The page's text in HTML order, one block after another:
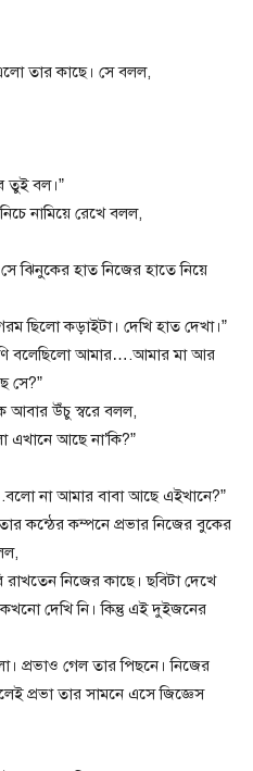
তার কাছে। সে বলল,
তুই বল।”
নামিয়ে রেখে বলল,
ঝিনুকের হাত নিজের হাতে নিয়ে
ছিলো কড়াইটা। দেখি হাত দেখা।”
বলেছিলো আমার….আমার মা আর
সে?”
আবার উঁচু স্বরে বলল,
এখানে আছে না’কি?”
না আমার বাবা আছে এইখানে?”
কন্ঠের কম্পনে প্রভার নিজের বুকের
নিজের কাছে। ছবিটা দেখে
দেখি নি। কিন্তু এই দুইজনের
প্রভাও গেল তার পিছনে। নিজের
প্রভা তার সামনে এসে জিজ্ঞেস